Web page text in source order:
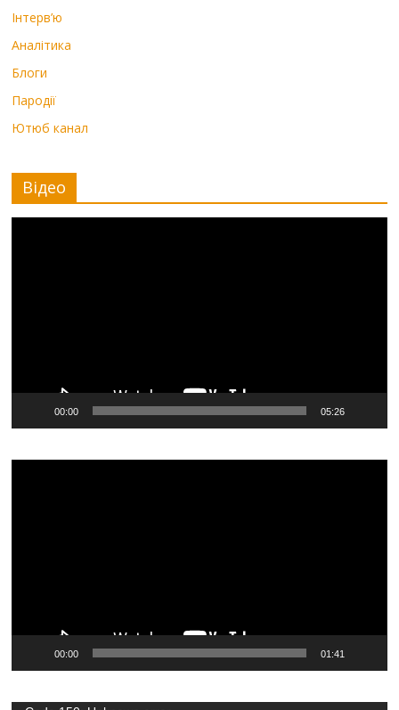
Інтерв’ю
Аналітика
Блоги
Пародії
Ютюб канал
Відео
00:00 05:26
00:00 01:41